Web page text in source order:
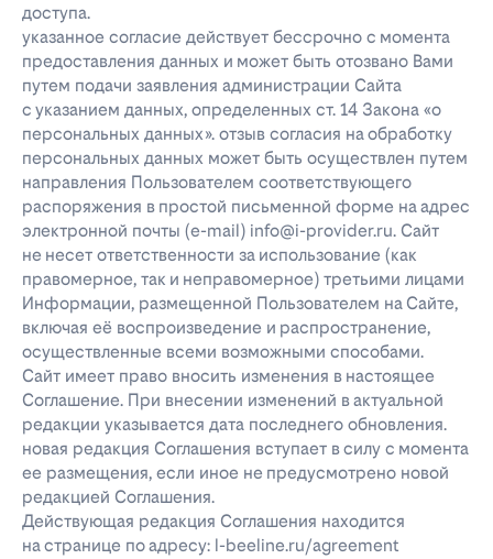
доступа.
указанное согласие действует бессрочно с момента
предоставления данных и может быть отозвано Вами
путем подачи заявления администрации Сайта
с указанием данных, определенных ст. 14 Закона «о
персональных данных». отзыв согласия на обработку
персональных данных может быть осуществлен путем
направления Пользователем соответствующего
распоряжения в простой письменной форме на адрес
электронной почты (e-mail) info@i-provider.ru. Сайт
не несет ответственности за использование (как
правомерное, так и неправомерное) третьими лицами
Информации, размещенной Пользователем на Сайте,
включая её воспроизведение и распространение,
осуществленные всеми возможными способами.
Сайт имеет право вносить изменения в настоящее
Соглашение. При внесении изменений в актуальной
редакции указывается дата последнего обновления.
новая редакция Соглашения вступает в силу с момента
ее размещения, если иное не предусмотрено новой
редакцией Соглашения.
Действующая редакция Соглашения находится
на странице по адресу: l-beeline.ru/agreement